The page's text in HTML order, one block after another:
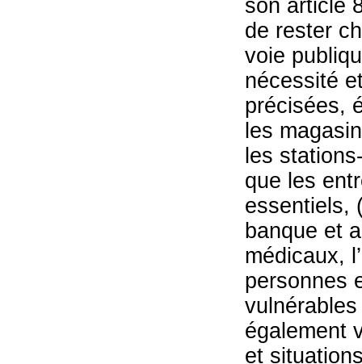
son article
de rester
voie
nécessité
précisées,
les
les
que les
essentiels,
banque et
médicaux,
personnes
également
et